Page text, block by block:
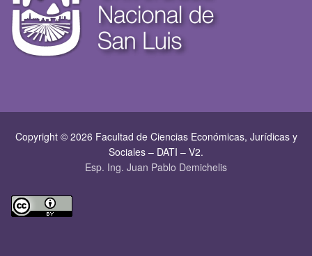
Copyright © 2026 Facultad de Ciencias Económicas, Jurí­dicas y
Sociales – DATI – V2.
Esp. Ing. Juan Pablo Demichelis